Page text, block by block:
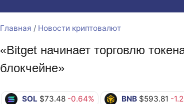
Главная / Новости криптовалют
«Bitget начинает торговлю
блокчейне»
SOL $73.48 -0.64% BNB $593.81 -